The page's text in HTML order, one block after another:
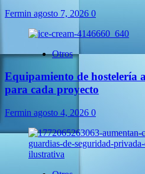
Fermin agosto 7, 2026 0
Otros
Equipamiento de hostelería
para cada proyecto
Fermin agosto 4, 2026 0